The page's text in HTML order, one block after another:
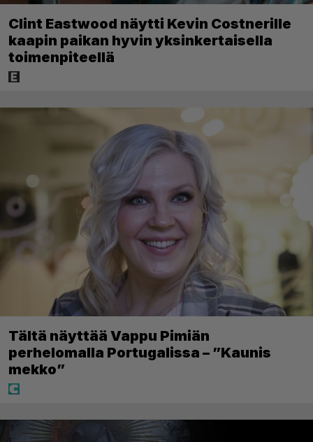
Clint Eastwood näytti Kevin Costnerille
kaapin paikan hyvin yksinkertaisella
toimenpiteellä
Tältä näyttää Vappu Pimiän
perhelomalla Portugalissa – ”Kaunis
mekko”